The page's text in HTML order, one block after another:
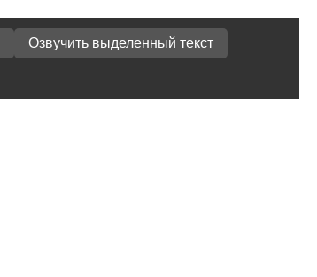
Озвучить выделенный текст